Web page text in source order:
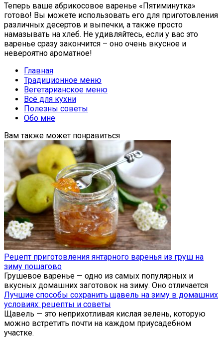
Теперь ваше абрикосовое варенье «Пятиминутка»
готово! Вы можете использовать его для приготовления
различных десертов и выпечки, а также просто
намазывать на хлеб. Не удивляйтесь, если у вас это
варенье сразу закончится – оно очень вкусное и
невероятно ароматное!
Главная
Традиционное меню
Вегетарианское меню
Всё для кухни
Полезны советы
Обо мне
Вам также может понравиться
Рецепт приготовления янтарного варенья из груш на
зиму пошагово
Грушевое варенье — одно из самых популярных и
вкусных домашних заготовок на зиму. Оно отличается
Лучшие способы сохранить щавель на зиму в домашних
условиях: рецепты и советы
Щавель — это неприхотливая кислая зелень, которую
можно встретить почти на каждом приусадебном
участке.